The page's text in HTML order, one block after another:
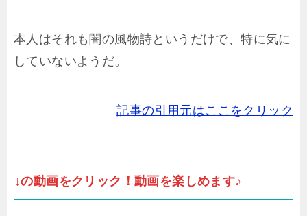
本人はそれも闇の風物詩というだけで、特に気に
していないようだ。
記事の引用元はここをクリック
↓の動画をクリック！動画を楽しめます♪